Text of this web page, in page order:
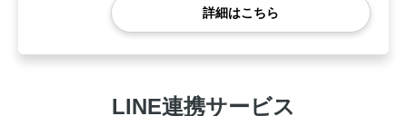
詳細はこちら
LINE連携サービス